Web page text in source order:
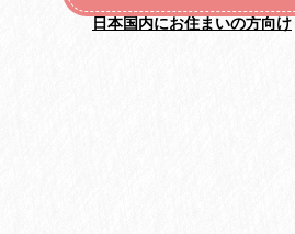
日本国内にお住まいの方向け